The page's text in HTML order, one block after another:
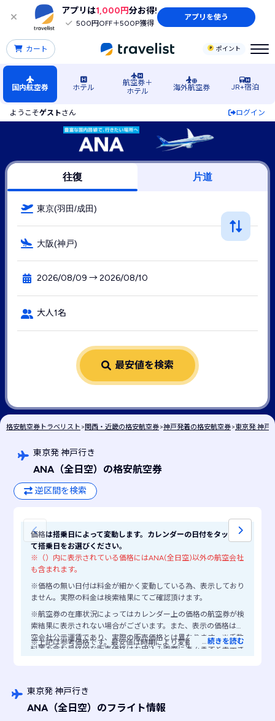
アプリは1,000円分お得!
500円OFF＋500P獲得
アプリを使う
ポイント
カート
国内航空券 ホテル
航空券＋
ホテル
海外航空券 JR+宿泊
ようこそゲストさん ログイン
東京発→神戸空港行きANA（ANA(全日空)）の格安航空券・
往復 片道
東京(羽田/成田)
大阪(神戸)
2026/08/09 → 2026/08/10
大人1名
最安値を検索
格安航空券トラベリスト > 関西・近畿の格安航空券>神戸発着の格安航空券>東京発 神戸
東京発 神戸行き
ANA（全日空） の格安航空券
逆区間を検索
価格は搭乗日によって変動します。カレンダーの日付をタップし
て搭乗日をお選びください。
※（）内に表示されている価格にはANA(全日空)以外の航空会社
も含まれます。
※価格の無い日付は料金が細かく変動している為、表示しており
ません。実際の料金は検索結果にてご確認頂けます。
※航空券の在庫状況によってはカレンダー上の価格の航空券が検
索結果に表示されない場合がございます。また、表示の価格は航
空会社公示運賃であり、実際の販売価格とは異なります。※手数
料等を含む最終的な販売価格はお申込み画面に進みますと表示さ
※上記は参考価格です。最安値は時期により変動します。
…続きを読む
東京発 神戸行き
ANA（全日空） のフライト情報